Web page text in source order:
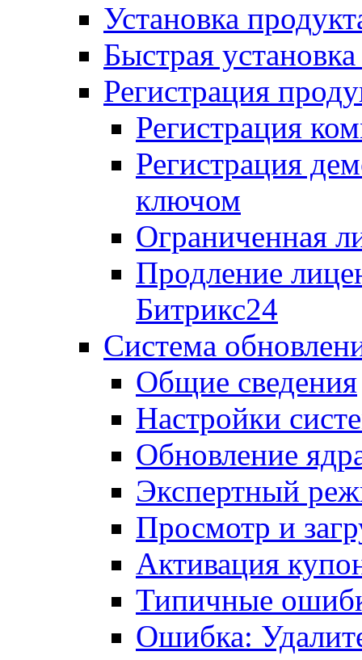
Установка
Быстрая
Регистрация
Регистрация
Регистрация
ключом
Ограниченная
Продление
Битрикс24
Система
Общие сведения
Настройки
Обновление
Экспертный
Просмотр и
Активация
Типичные
Ошибка: